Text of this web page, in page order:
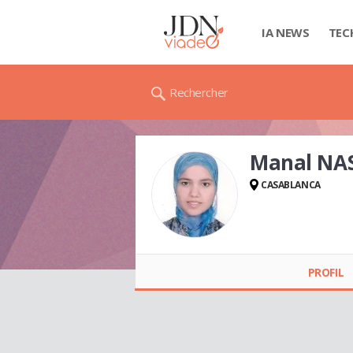
IA NEWS
Rechercher
Manal
CASABLANCA
PROFIL